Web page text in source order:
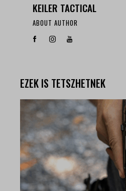
KEILER TACTICAL
ABOUT AUTHOR
EZEK IS TETSZHETNEK